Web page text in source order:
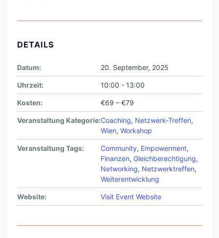
DETAILS
Datum: 20. September, 2025
Uhrzeit: 10:00 - 13:00
Kosten: €69 – €79
Veranstaltung Kategorie:Coaching, Netzwerk-Treffen,
Wien, Workshop
Veranstaltung Tags: Community, Empowerment,
Finanzen, Gleichberechtigung,
Networking, Netzwerktreffen,
Weiterentwicklung
Website: Visit Event Website